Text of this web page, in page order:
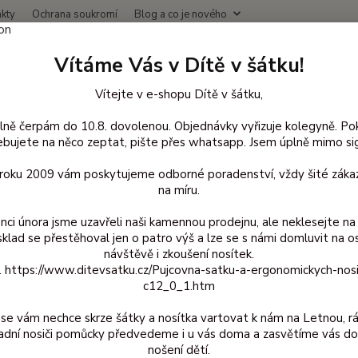
Ochrana soukromí Blog a co je nového
Hledat
(Po-
oblečení pro děti Body vlna krátký rukáv 50/56
Kč Od
Akce Doprava ZDARMA
Vítáme Vás v Dítě v šátku!
Vítejte v e-shopu Dítě v šátku,
čerpám do 10.8. dovolenou. Objednávky vyřizuje kolegyně.
na něco zeptat, pište přes whatsapp. Jsem úplně mimo
2009 vám poskytujeme odborné poradenství, vždy šité
na míru.
února jsme uzavřeli naši kamennou prodejnu, ale neklesejte na
se přestěhoval jen o patro výš a lze se s námi domluvit na
návštěvě i zkoušení nosítek.
https://www.ditevsatku.cz/Pujcovna-satku-a-ergonomickych-
c12_0_1.htm
vám nechce skrze šátky a nosítka vartovat k nám na Letnou,
nosiči pomůcky předvedeme i u vás doma a zasvětíme vás
nošení dětí.